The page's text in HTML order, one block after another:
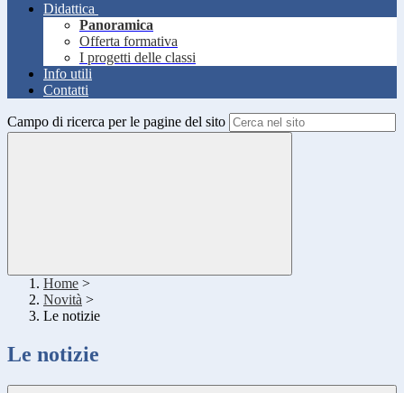
Didattica
Panoramica
Offerta formativa
I progetti delle classi
Info utili
Contatti
Campo di ricerca per le pagine del sito
Home >
Novità >
Le notizie
Le notizie